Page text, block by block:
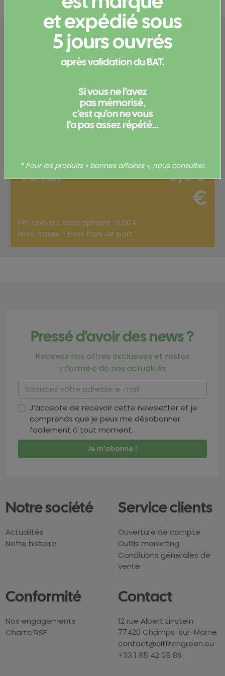
Configurez votre
produit
vous connecterpour pouvoir obtenir un devis
et/ou commander votre produit.
Votre commande
Total
0,00
€
Prix unitaire sans options : 0,00 €
Hors-taxes - Hors frais de port
Pressé d'avoir des news ?
Recevez nos offres exclusives et restez
informé·e de nos actualités
J’accepte de recevoir cette newsletter et je
comprends que je peux me désabonner
facilement à tout moment.
Notre société
Actualités
Notre histoire
Service clients
Ouverture de compte
Outils marketing
Conditions générales de
vente
Conformité
Nos engagements
Charte RSE
Contact
12 rue Albert Einstein
77420 Champs-sur-Marne
contact@citizengreen.eu
+33 1 85 42 05 86
et expédié sous
5 jours ouvrés
après validation du BAT.
Si vous ne l’avez
pas mémorisé,
c’est qu’on ne vous
l’a pas assez répété...
* Pour les produits « bonnes affaires », nous consulter.